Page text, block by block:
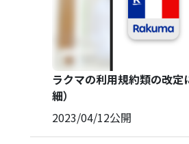
ラクマの利用規約類の改定
細）
2023/04/12公開